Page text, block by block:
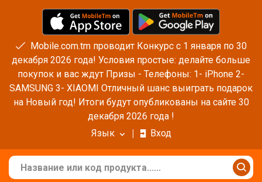
Mobile.com.tm проводит Конкурс с 1 января по 30
декабря 2026 года! Условия простые: делайте больше
покупок и вас ждут Призы - Телефоны: 1- iPhone 2-
SAMSUNG 3- XIAOMI Отличный шанс выиграть подарок
на Новый год! Итоги будут опубликованы на сайте 30
декабря 2026 года !
Язык
Вход